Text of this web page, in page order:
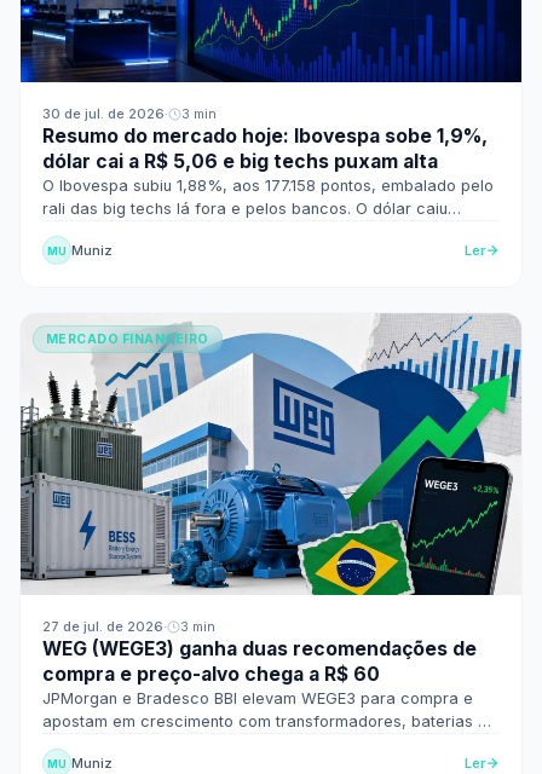
30 de jul. de 2026· 3 min
Resumo do mercado hoje: Ibovespa sobe 1,9%,
dólar cai a R$ 5,06 e big techs puxam alta
O Ibovespa subiu 1,88%, aos 177.158 pontos, embalado pelo
rali das big techs lá fora e pelos bancos. O dólar caiu
0,95% e fechou cotado a R$ 5,062.
MU Muniz Ler
MERCADO FINANCEIRO
27 de jul. de 2026· 3 min
WEG (WEGE3) ganha duas recomendações de
compra e preço-alvo chega a R$ 60
JPMorgan e Bradesco BBI elevam WEGE3 para compra e
apostam em crescimento com transformadores, baterias e
data centers.
MU Muniz Ler